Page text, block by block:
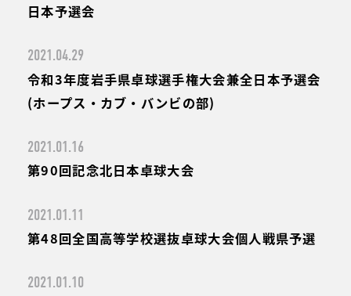
日本予選会
2021.04.29
令和3年度岩手県卓球選手権大会兼全日本予選会
(ホープス・カブ・バンビの部)
2021.01.16
第90回記念北日本卓球大会
2021.01.11
第48回全国高等学校選抜卓球大会個人戦県予選
2021.01.10